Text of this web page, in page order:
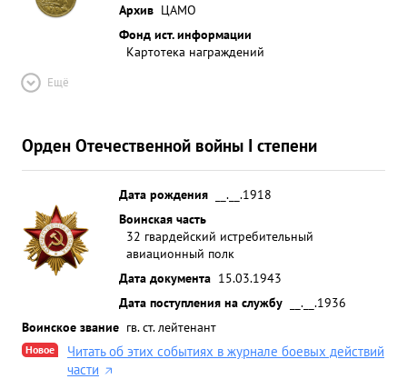
Архив ЦАМО
Фонд ист. информации
Картотека награждений
Ещё
Орден Отечественной войны I степени
Дата рождения
__.__.1918
Воинская часть
32 гвардейский истребительный
авиационный полк
Дата документа 15.03.1943
Дата поступления на службу
__.__.1936
Воинское звание гв. ст. лейтенант
Новое
Читать об этих событиях в журнале боевых действий
части